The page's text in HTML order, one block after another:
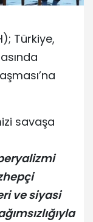
Türkiye,
savaşa
ve siyasi